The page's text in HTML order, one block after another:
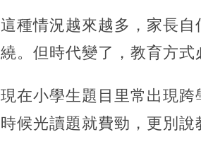
這種情況越來越多，家長
繞。但時代變了，教育方式
現在小學生題目里常出現
時候光讀題就費勁，更別說